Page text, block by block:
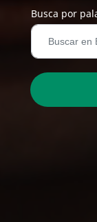
Busca por